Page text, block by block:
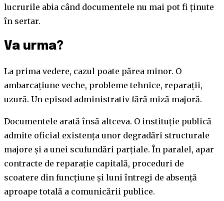
lucrurile abia când documentele nu mai pot fi ținute
în sertar.
Va urma?
La prima vedere, cazul poate părea minor. O
ambarcațiune veche, probleme tehnice, reparații,
uzură. Un episod administrativ fără miză majoră.
Documentele arată însă altceva. O instituție publică
admite oficial existența unor degradări structurale
majore și a unei scufundări parțiale. În paralel, apar
contracte de reparație capitală, proceduri de
scoatere din funcțiune și luni întregi de absență
aproape totală a comunicării publice.